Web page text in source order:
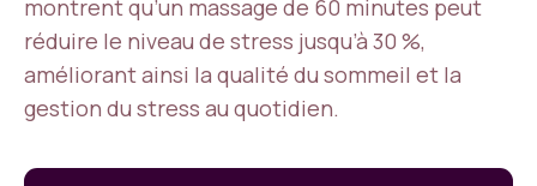
montrent qu’un massage de 60 minutes peut
réduire le niveau de stress jusqu’à 30 %,
améliorant ainsi la qualité du sommeil et la
gestion du stress au quotidien.